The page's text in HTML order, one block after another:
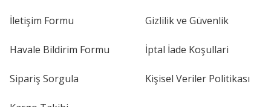
İletişim Formu
Havale Bildirim Formu
Sipariş Sorgula
Gizlilik ve Güvenlik
İptal İade Koşullari
Kişisel Veriler Politikası